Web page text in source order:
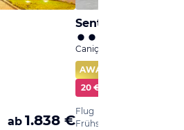
ab 1.838 €
Sentido Galosol
Caniço, Madeira
AWARD
20 € Cashback
Flug
Frühstück